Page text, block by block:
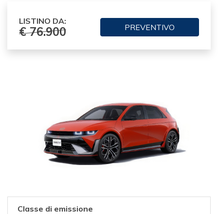
LISTINO DA:
€ 76.900 PREVENTIVO
Classe di emissione